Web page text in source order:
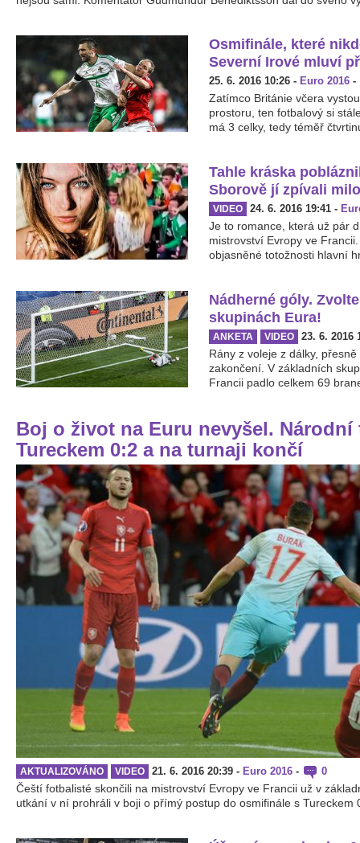
Osmifinále, které
Severní Irové mluví
25. 6. 2016 10:26 - Euro 2016 -
Zatímco Británie včera
prostoru, ten fotbalový si
má 3 celky, tedy téměř
Tahle kráska
Sborově jí zpívali
VIDEO 24. 6. 2016 19:41 -
Je to romance, která už pár
mistrovství Evropy ve
objasněné totožnosti hlavní
Nádherné góly.
skupinách Eura!
ANKETA VIDEO 23. 6. 2016
Rány z voleje z dálky,
zakončení. V základních
Francii padlo celkem 69
Boj o život na Euru nevyšel.
Tureckem 0:2 a na turnaji končí
AKTUALIZOVÁNO VIDEO 21. 6. 2016 20:39 - Euro 2016 - 0
Čeští fotbalisté skončili na mistrovství Evropy ve Francii už v
utkání v ní prohráli v boji o přímý postup do osmifinále s Tureckem